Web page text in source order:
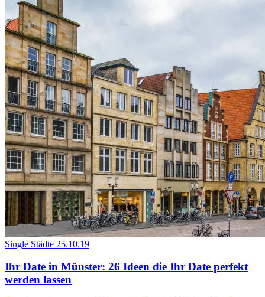
Single Städte 25.10.19
Ihr Date in Münster: 26 Ideen die Ihr Date perfekt
werden lassen